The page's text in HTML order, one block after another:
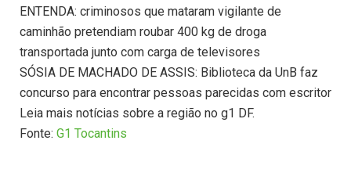
ENTENDA: criminosos que mataram vigilante de
caminhão pretendiam roubar 400 kg de droga
transportada junto com carga de televisores
SÓSIA DE MACHADO DE ASSIS: Biblioteca da UnB faz
concurso para encontrar pessoas parecidas com escritor
Leia mais notícias sobre a região no g1 DF.
Fonte: G1 Tocantins